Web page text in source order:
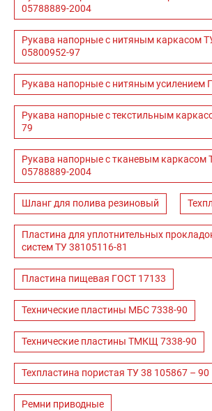
05788889-2004
Рукава напорные с нитяным каркасом
05800952-97
Рукава напорные с нитяным усилением
Рукава напорные с текстильным
79
Рукава напорные с тканевым каркасом
05788889-2004
Шланг для полива резиновый
Пластина для уплотнительных
систем ТУ 38105116-81
Пластина пищевая ГОСТ 17133
Технические пластины МБС 7338-90
Технические пластины ТМКЩ 7338-90
Техпластина пористая ТУ 38 105867 – 90
Ремни приводные